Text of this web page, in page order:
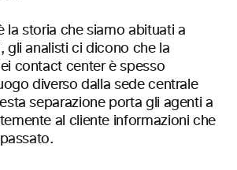
la storia che siamo abituati a
gli analisti ci dicono che la
contact center è spesso
diverso dalla sede centrale
separazione porta gli agenti a
al cliente informazioni che